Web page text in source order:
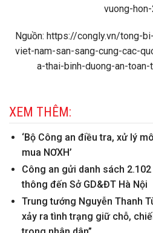
vuong-
Nguồn: https://congly.vn/tong-
viet-nam-san-sang-cung-cac-
a-thai-binh-duong-an-
XEM THÊM:
‘Bộ Công an điều tra, xử lý
mua NƠXH’
Công an gửi danh sách
thông đến Sở GD&ĐT Hà Nội
Trung tướng Nguyễn Thanh
xảy ra tình trạng giữ chỗ,